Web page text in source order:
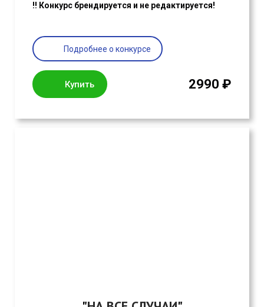
‼ Конкурс брендируется и не редактируется!
Подробнее о конкурсе
Купить 2990 ₽